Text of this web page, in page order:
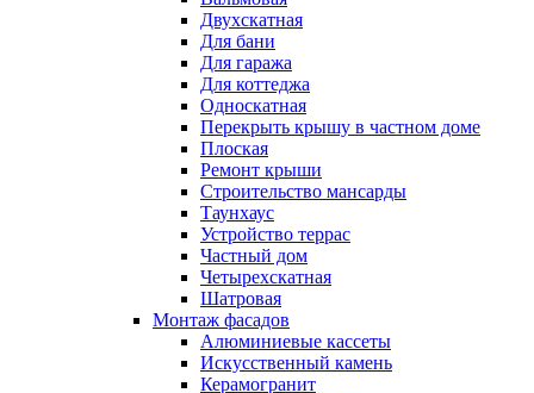
Двухскатная
Для бани
Для гаража
Для коттеджа
Односкатная
Перекрыть крышу в частном доме
Плоская
Ремонт крыши
Строительство мансарды
Таунхаус
Устройство террас
Частный дом
Четырехскатная
Шатровая
Монтаж фасадов
Алюминиевые кассеты
Искусственный камень
Керамогранит